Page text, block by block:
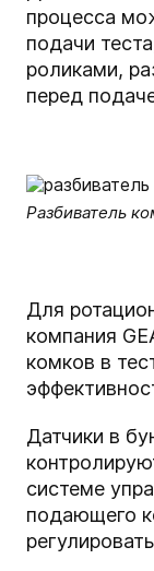
процесса
подачи
роликами,
перед
Разбиватель
Для
компания
комков в
Датчики в
системе
подающего